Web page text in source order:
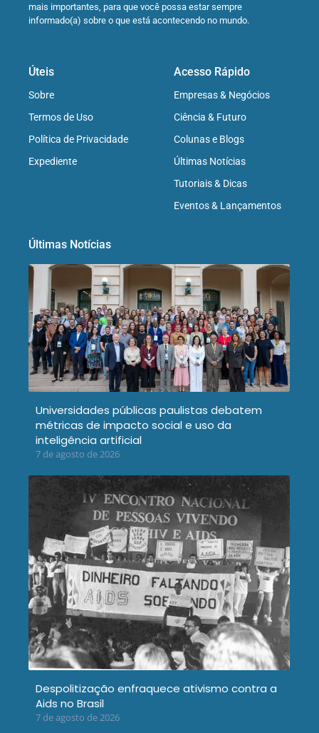
mais importantes, para que você possa estar sempre
informado(a) sobre o que está acontecendo no mundo.
Úteis
Sobre
Termos de Uso
Política de Privacidade
Expediente
Acesso Rápido
Empresas & Negócios
Ciência & Futuro
Colunas e Blogs
Últimas Notícias
Tutoriais & Dicas
Eventos & Lançamentos
Últimas Notícias
Universidades públicas paulistas debatem
métricas de impacto social e uso da
inteligência artificial
7 de agosto de 2026
Despolitização enfraquece ativismo contra a
Aids no Brasil
7 de agosto de 2026